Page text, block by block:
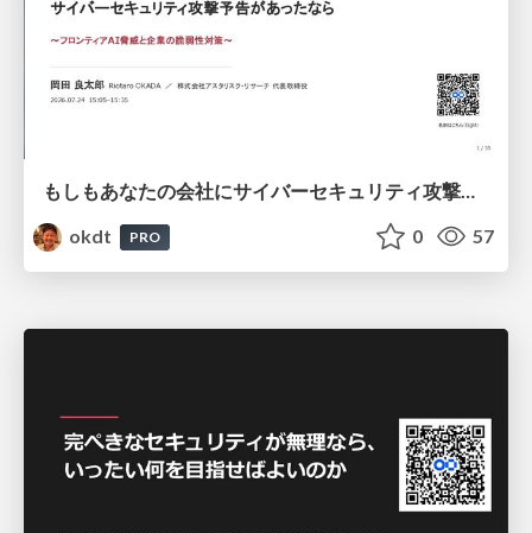
もしもあなたの会社にサイバーセキュリティ攻撃予告があったなら ～フロンティアAI脅威と企業の脆弱性対策～
okdt
PRO 0 57